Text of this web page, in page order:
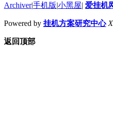
Archiver|手机版|小黑屋| 爱挂机
Powered by 挂机方案研究中心
返回顶部